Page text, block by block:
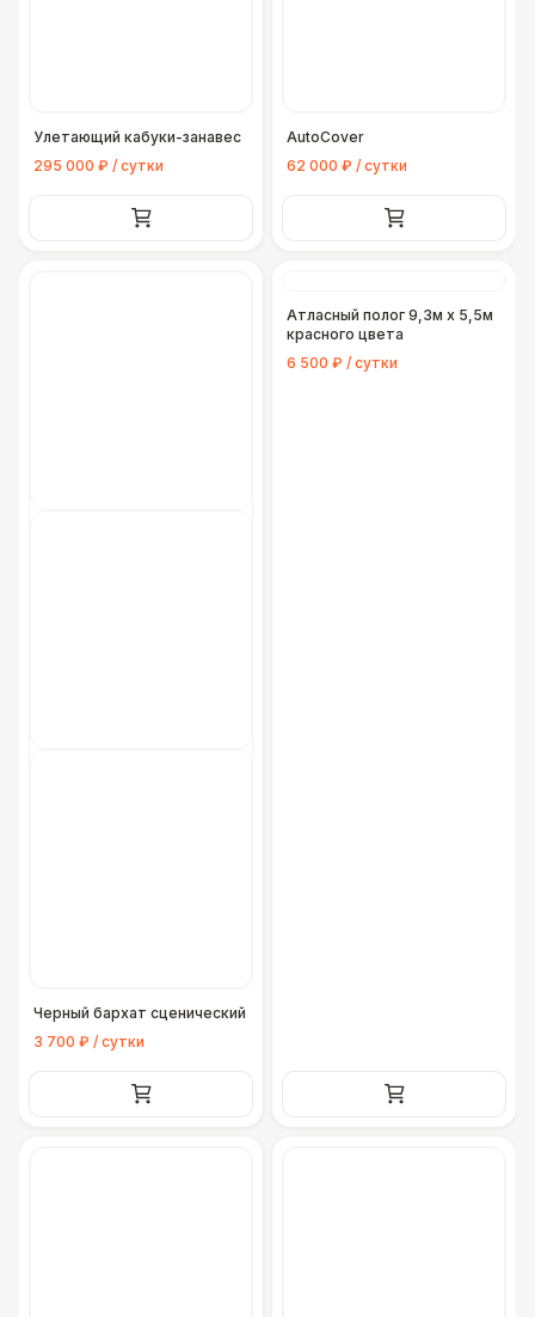
Улетающий кабуки-занавес
295 000 ₽ / сутки
AutoCover
62 000 ₽ / сутки
Черный бархат сценический
3 700 ₽ / сутки
Атласный полог 9,3м х 5,5м
красного цвета
6 500 ₽ / сутки